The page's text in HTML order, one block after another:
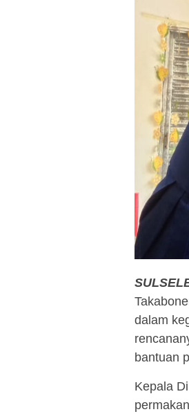
dalam
bantuan
Kepala